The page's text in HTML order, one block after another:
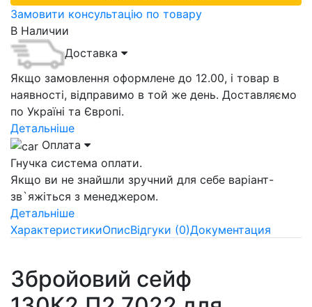
Замовити консультацію по товару
В Наличии
Доставка
Якщо замовлення оформлене до 12.00, і товар в
наявності, відправимо в той же день. Доставляємо
по Україні та Європі.
Детальніше
Оплата
Гнучка система оплати.
Якщо ви не знайшли зручний для себе варіант-
зв`яжіться з менеджером.
Детальніше
ХарактеристикиОписВідгуки (0)Документация
Збройовий сейф